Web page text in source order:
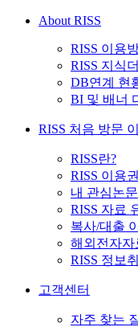
About RISS
RISS 이용
RISS 지식
DB연계 현
BI 및 배너
RISS 처음 방문
RISS란?
RISS 이용
내 관심논
RISS 자료
복사/대출
해외전자자
RISS 정보
고객센터
자주 찾는